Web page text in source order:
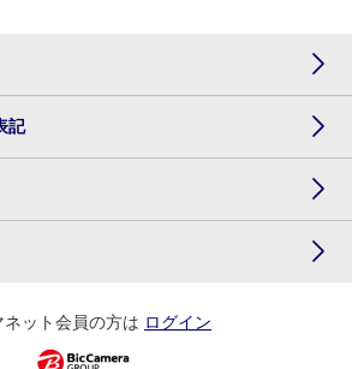
記
ネット会員の方は ログイン